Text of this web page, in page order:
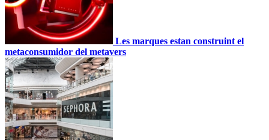
Les marques estan construint el
metaconsumidor del metavers